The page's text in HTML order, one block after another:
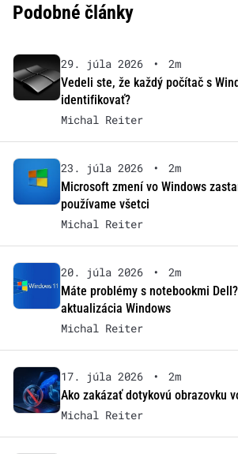
Podobné články
29. júla 2026 •
2m
Vedeli ste, že každý počítač s
identifikovať?
Michal Reiter
23. júla 2026 •
2m
Microsoft zmení vo Windows
používame všetci
Michal Reiter
20. júla 2026 •
2m
Máte problémy s notebookmi
aktualizácia Windows
Michal Reiter
17. júla 2026 •
2m
Ako zakázať dotykovú obrazovku
Michal Reiter